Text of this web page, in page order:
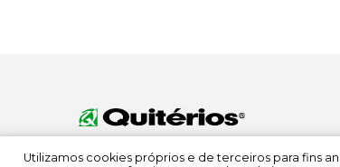
Utilizamos cookies próprios e de terceiros para fins